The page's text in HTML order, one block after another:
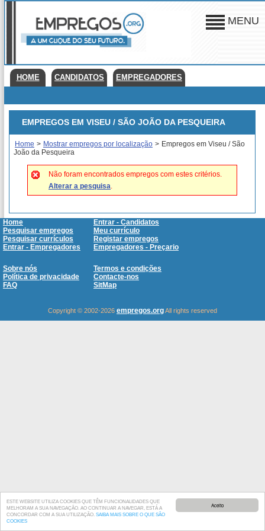
Aceito
ESTE WEBSITE UTILIZA COOKIES QUE TÊM FUNCIONALIDADES QUE
MELHORAM A SUA NAVEGAÇÃO. AO CONTINUAR A NAVEGAR, ESTÁ A
CONCORDAR COM A SUA UTILIZAÇÃO. SAIBA MAIS SOBRE O QUE SÃO
COOKIES
MENU
HOME CANDIDATOS EMPREGADORES
EMPREGOS EM VISEU / SÃO JOÃO DA PESQUEIRA
Home > Mostrar empregos por localização > Empregos em Viseu / São
João da Pesqueira
Não foram encontrados empregos com estes critérios.
Alterar a pesquisa.
Home
Entrar - Candidatos
Pesquisar empregos
Meu currículo
Pesquisar currículos
Registar empregos
Entrar - Empregadores
Empregadores - Preçario
Sobre nós
Termos e condições
Política de privacidade
Contacte-nos
FAQ
SitMap
Copyright © 2002-2026 empregos.orgAll rights reserved